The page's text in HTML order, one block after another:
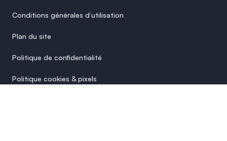
Conditions générales d’utilisation
Plan du site
Politique de confidentialité
Politique cookies & pixels